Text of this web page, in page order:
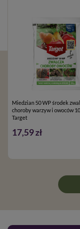
Miedzian 50 WP środek
choroby warzyw i owoców
Target
17,59 zł